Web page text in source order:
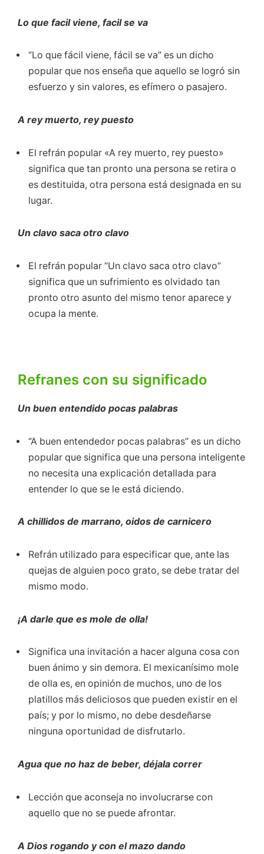
Lo que facil viene, facil se va
“Lo que fácil viene, fácil se va” es un dicho
popular que nos enseña que aquello se logró sin
esfuerzo y sin valores, es efímero o pasajero.
A rey muerto, rey puesto
El refrán popular «A rey muerto, rey puesto»
significa que tan pronto una persona se retira o
es destituida, otra persona está designada en su
lugar.
Un clavo saca otro clavo
El refrán popular “Un clavo saca otro clavo”
significa que un sufrimiento es olvidado tan
pronto otro asunto del mismo tenor aparece y
ocupa la mente.
Refranes con su significado
Un buen entendido pocas palabras
“A buen entendedor pocas palabras” es un dicho
popular que significa que una persona inteligente
no necesita una explicación detallada para
entender lo que se le está diciendo.
A chillidos de marrano, oidos de carnicero
Refrán utilizado para especificar que, ante las
quejas de alguien poco grato, se debe tratar del
mismo modo.
¡A darle que es mole de olla!
Significa una invitación a hacer alguna cosa con
buen ánimo y sin demora. El mexicanísimo mole
de olla es, en opinión de muchos, uno de los
platillos más deliciosos que pueden existir en el
país; y por lo mismo, no debe desdeñarse
ninguna oportunidad de disfrutarlo.
Agua que no haz de beber, déjala correr
Lección que aconseja no involucrarse con
aquello que no se puede afrontar.
A Dios rogando y con el mazo dando